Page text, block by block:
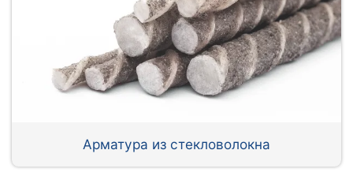
Арматура из стекловолокна